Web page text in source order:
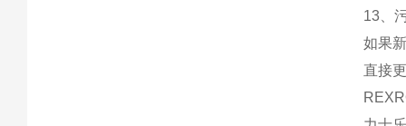
13、
如果
直接